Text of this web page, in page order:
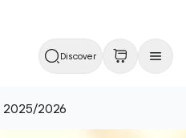
Discover
2025/2026